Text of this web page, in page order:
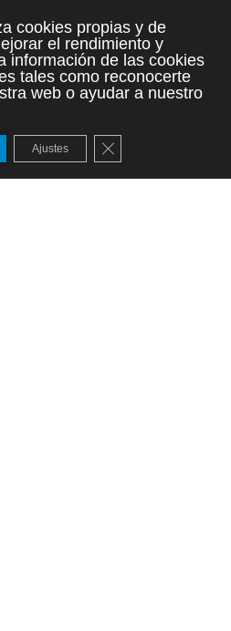
cookies propias y de
el rendimiento y
información de las cookies
tales como reconocerte
web o ayudar a nuestro
Ajustes Cerrar el banner de